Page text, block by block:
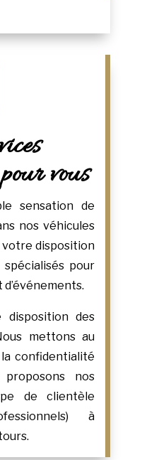
vous
sensation de
nos véhicules
votre disposition
pour
des
mettons au
confidentialité
nos
de clientèle
à